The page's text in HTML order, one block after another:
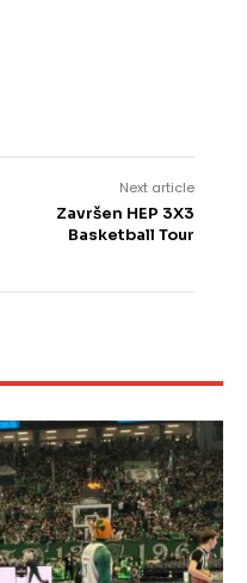
Next article
Završen HEP 3X3
Basketball Tour